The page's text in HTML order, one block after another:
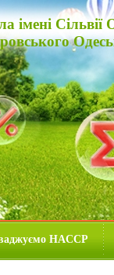
імені
HACCP